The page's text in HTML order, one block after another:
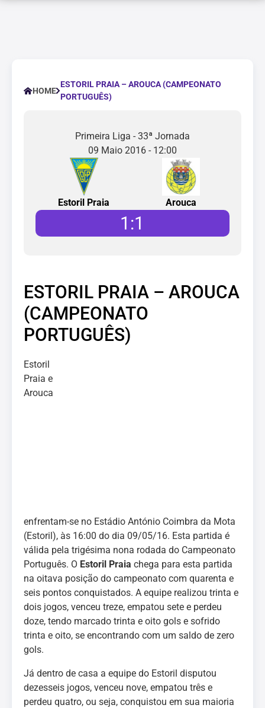
HOME
ESTORIL PRAIA – AROUCA (CAMPEONATO
PORTUGUÊS)
Primeira Liga - 33ª Jornada
09 Maio 2016 - 12:00
Estoril Praia Arouca
1 :1
ESTORIL PRAIA – AROUCA
(CAMPEONATO
PORTUGUÊS)
Estoril
Praia e
Arouca
enfrentam-se no Estádio António Coimbra da Mota
(Estoril), às 16:00 do dia 09/05/16. Esta partida é
válida pela trigésima nona rodada do Campeonato
Português. O Estoril Praia chega para esta partida
na oitava posição do campeonato com quarenta e
seis pontos conquistados. A equipe realizou trinta e
dois jogos, venceu treze, empatou sete e perdeu
doze, tendo marcado trinta e oito gols e sofrido
trinta e oito, se encontrando com um saldo de zero
gols.
Já dentro de casa a equipe do Estoril disputou
dezesseis jogos, venceu nove, empatou três e
perdeu quatro, ou seja, conquistou em sua maioria